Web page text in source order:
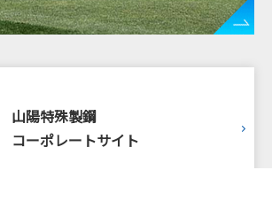
山陽特殊製鋼
コーポレートサイト